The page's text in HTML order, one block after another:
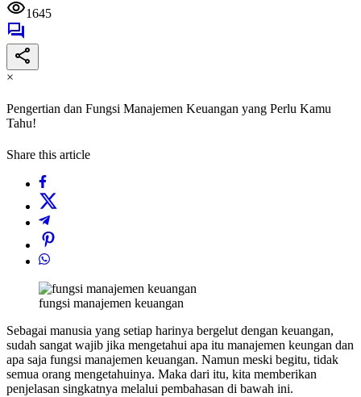
1645
×
Pengertian dan Fungsi Manajemen Keuangan yang Perlu Kamu
Tahu!
Share this article
fungsi manajemen keuangan
Sebagai manusia yang setiap harinya bergelut dengan keuangan,
sudah sangat wajib jika mengetahui apa itu manajemen keungan dan
apa saja fungsi manajemen keuangan. Namun meski begitu, tidak
semua orang mengetahuinya. Maka dari itu, kita memberikan
penjelasan singkatnya melalui pembahasan di bawah ini.